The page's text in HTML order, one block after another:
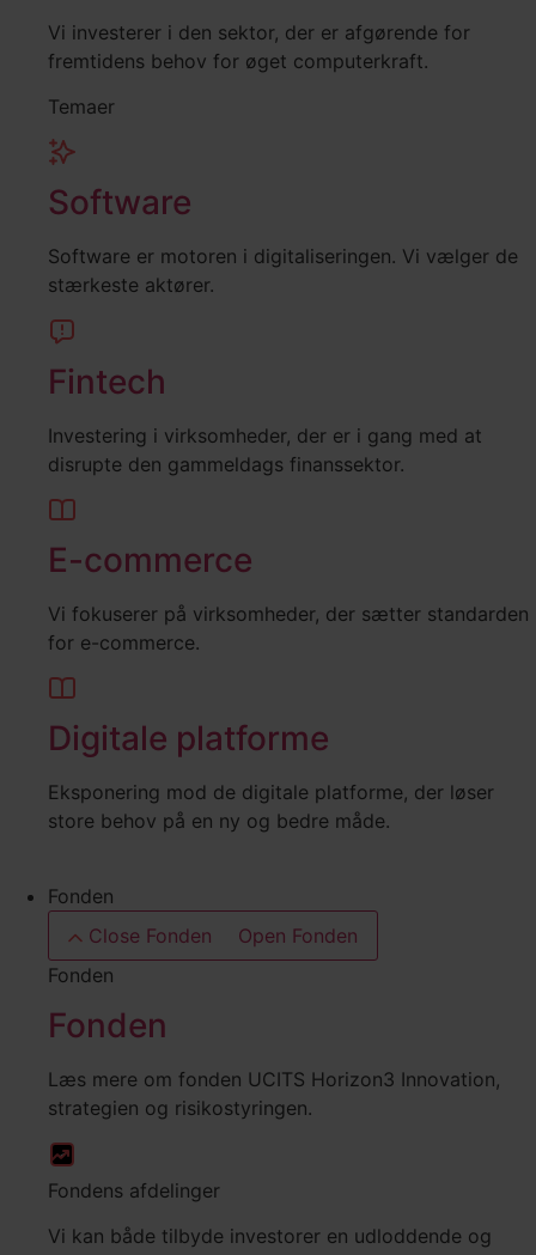
Vi investerer i den sektor, der er afgørende for
fremtidens behov for øget computerkraft.
Temaer
Software
Software er motoren i digitaliseringen. Vi vælger de
stærkeste aktører.
Fintech
Investering i virksomheder, der er i gang med at
disrupte den gammeldags finanssektor.
E-commerce
Vi fokuserer på virksomheder, der sætter standarden
for e-commerce.
Digitale platforme
Eksponering mod de digitale platforme, der løser
store behov på en ny og bedre måde.
Fonden
Close Fonden
Open Fonden
Fonden
Fonden
Læs mere om fonden UCITS Horizon3 Innovation,
strategien og risikostyringen.
Fondens afdelinger
Vi kan både tilbyde investorer en udloddende og